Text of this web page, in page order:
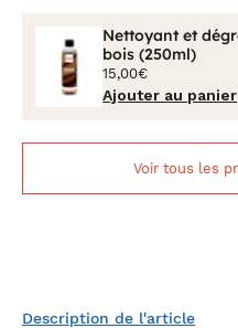
Nettoyant et
bois (250ml)
15,00€
Ajouter au panier
Voir tous les
Description de l'article